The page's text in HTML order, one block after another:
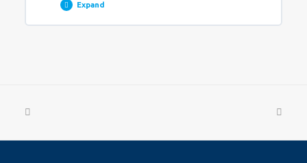
Quiz – Διακρίνοντας τη σκοπιμότητα – Βασικό
Expand